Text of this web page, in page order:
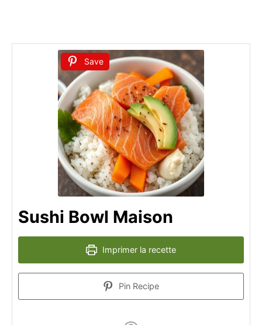
Save
Sushi Bowl Maison
Imprimer la recette
Pin Recipe